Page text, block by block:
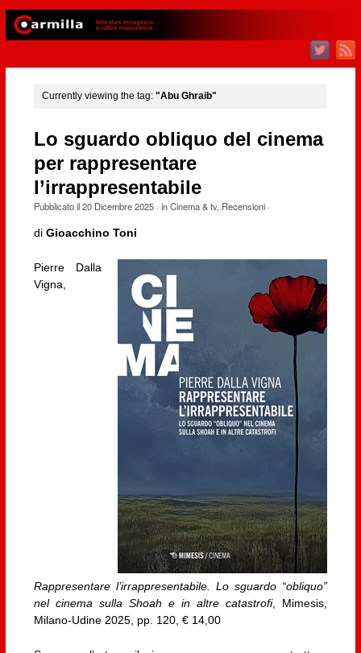
Currently viewing the tag: "Abu Ghraib"
Lo sguardo obliquo del cinema
per rappresentare
l’irrappresentabile
Pubblicato il20 Dicembre 2025· inCinema & tv, Recensioni·
di Gioacchino Toni
Pierre Dalla
Vigna,
Rappresentare l’irrappresentabile. Lo sguardo “obliquo”
nel cinema sulla Shoah e in altre catastrofi, Mimesis,
Milano-Udine 2025, pp. 120, € 14,00